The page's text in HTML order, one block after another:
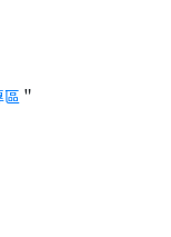
區 ＂